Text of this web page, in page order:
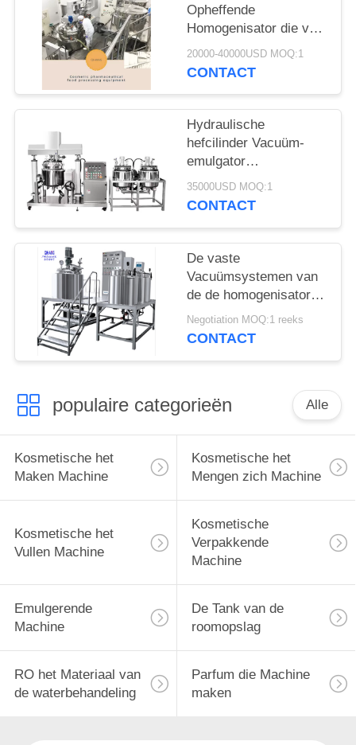
Opheffende
Homogenisator die van
de de
Shampooemulgator van
Uw
Schoonheidsmiddelen
20000-40000USD MOQ:1
CONTACT
Hydraulische
hefcilinder Vacuüm-
emulgator
Homogenisator voor
homogeen mengsel
35000USD MOQ:1
CONTACT
De vaste
Vacuümsystemen van
de de homogenisator
Elektrocontrole van de
Homogenisator
Negotiation MOQ:1 reeks
CONTACT
populaire categorieën Alle
Kosmetische het
Maken Machine
Kosmetische het
Mengen zich Machine
Kosmetische het
Vullen Machine
Kosmetische
Verpakkende
Machine
Emulgerende
Machine
De Tank van de
roomopslag
RO het Materiaal van
de waterbehandeling
Parfum die Machine
maken